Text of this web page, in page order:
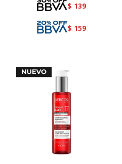
$ 139
$ 159